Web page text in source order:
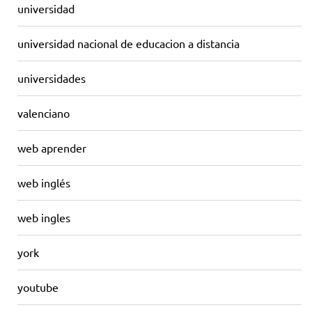
universidad
universidad nacional de educacion a distancia
universidades
valenciano
web aprender
web inglés
web ingles
york
youtube